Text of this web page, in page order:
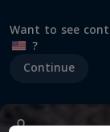
Want to see
?
Continue